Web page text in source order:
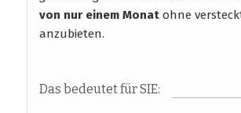
von nur einem Monat ohne
anzubieten.
Das bedeutet für SIE: